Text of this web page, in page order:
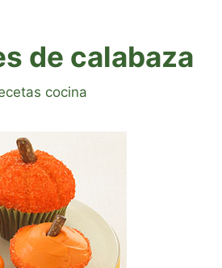
de calabaza
cocina